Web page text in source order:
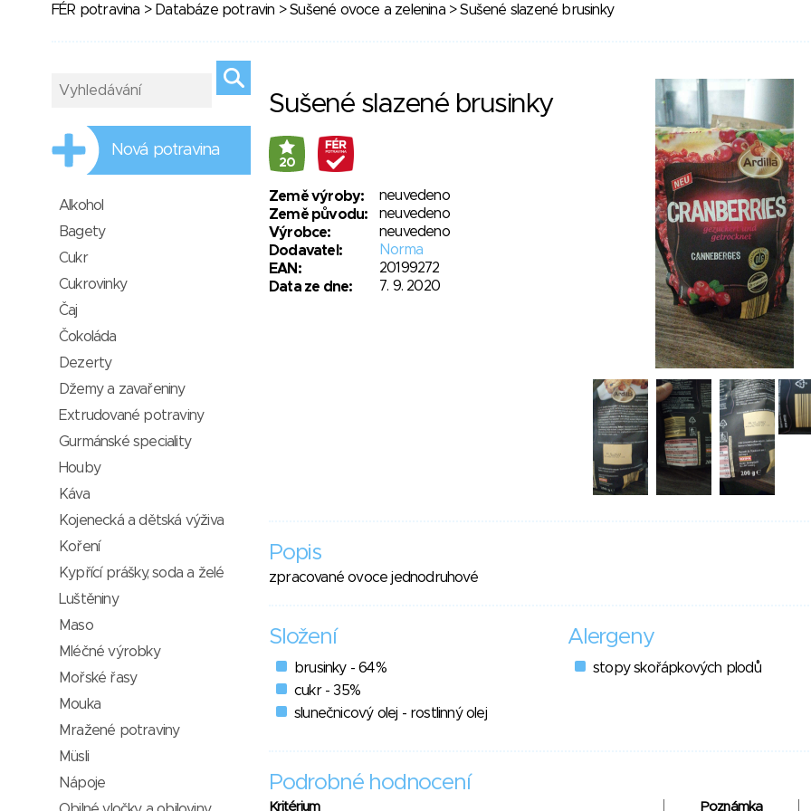
FÉR potravina > Databáze potravin >Sušené ovoce a zelenina> Sušené slazené brusinky
Sušené slazené brusinky
20
Země výroby:
neuvedeno
Země původu:
neuvedeno
Výrobce:
neuvedeno
Dodavatel:
Norma
EAN:
20199272
Data ze dne:
7. 9. 2020
Popis
zpracované ovoce jednodruhové
Složení
brusinky - 64%
cukr - 35%
slunečnicový olej - rostlinný olej
Alergeny
stopy skořápkových plodů
Podrobné hodnocení
Kritérium Poznámka
Nová potravina
Alkohol
Bagety
Cukr
Cukrovinky
Čaj
Čokoláda
Dezerty
Džemy a zavařeniny
Extrudované potraviny
Gurmánské speciality
Houby
Káva
Kojenecká a dětská výživa
Koření
Kypřící prášky, soda a želé
Luštěniny
Maso
Mléčné výrobky
Mořské řasy
Mouka
Mražené potraviny
Müsli
Nápoje